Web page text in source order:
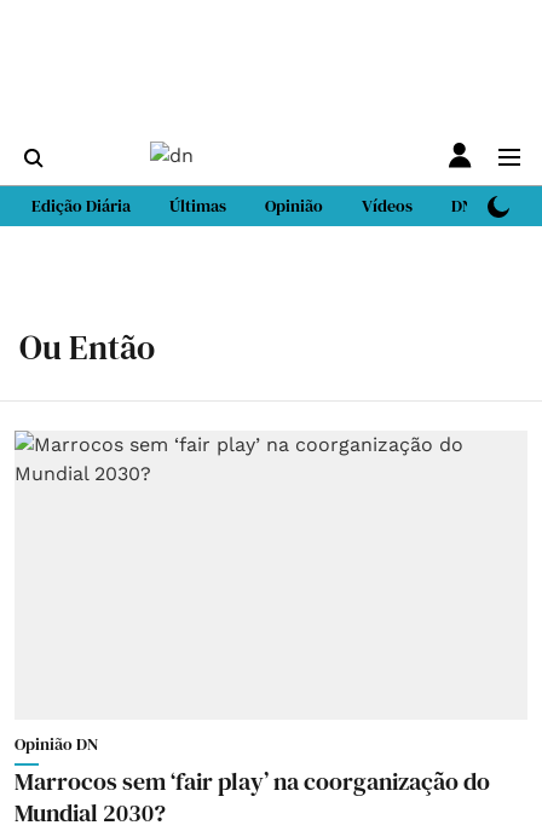
Edição Diária Últimas Opinião Vídeos DN Sport
Ou Então
Opinião DN
Marrocos sem ‘fair play’ na coorganização do
Mundial 2030?